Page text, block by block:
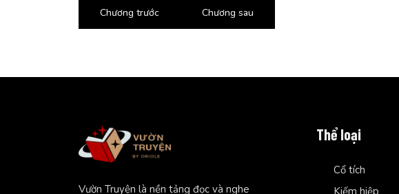
Chương trước Chương sau
Vườn Truyện là nền tảng đọc và nghe
Thể loại
Cổ tích